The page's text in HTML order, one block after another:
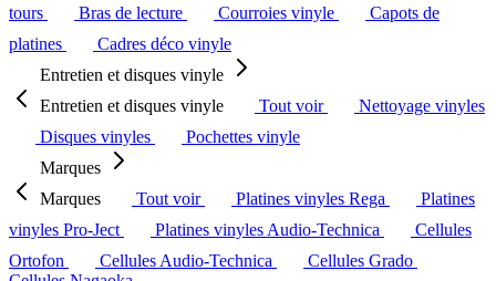
tours
Bras de lecture Courroies vinyle
Capots de
platines
Cadres déco vinyle
Entretien et disques vinyle
Entretien et disques vinyle
Tout voir
Nettoyage vinyles
Disques vinyles
Pochettes vinyle
Marques
Marques
Tout voir Platines vinyles Rega
Platines
vinyles Pro-Ject
Platines vinyles Audio-Technica
Cellules
Ortofon
Cellules Audio-Technica
Cellules Grado